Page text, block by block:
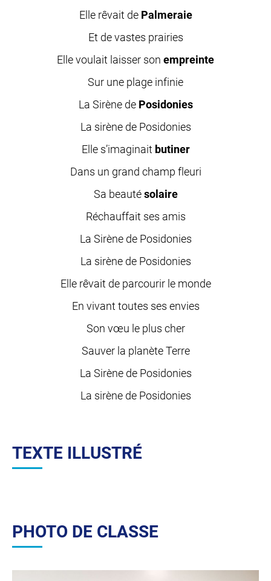
Elle rêvait de Palmeraie
Et de vastes prairies
Elle voulait laisser son empreinte
Sur une plage infinie
La Sirène de Posidonies
La sirène de Posidonies
Elle s’imaginait butiner
Dans un grand champ fleuri
Sa beautésolaire
Réchauffait ses amis
La Sirène de Posidonies
La sirène de Posidonies
Elle rêvait de parcourir le monde
En vivant toutes ses envies
Son vœu le plus cher
Sauver la planète Terre
La Sirène de Posidonies
La sirène de Posidonies
TEXTE ILLUSTRÉ
PHOTO DE CLASSE